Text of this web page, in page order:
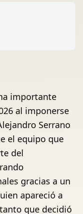
importante
al imponerse
Serrano
el equipo que
del
gracias a un
apareció a
que decidió